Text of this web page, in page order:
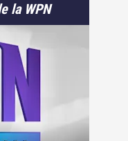
la WPN